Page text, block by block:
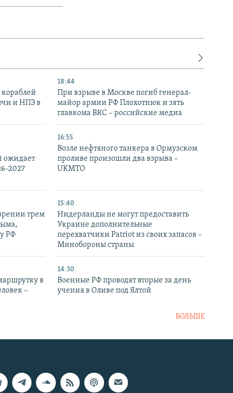
и НПЗ в
18:44
При взрыве в Москве погиб генерал-
майор армии РФ Плохотнюк и зять
главкома ВКС – российские медиа
ожидает
2027
16:55
Возле нефтяного танкера в Ормузском
проливе произошли два взрыва –
UKMTO
трем
РФ
15:40
Нидерланды не могут предоставить
Украине дополнительные
перехватчики Patriot из своих запасов –
Минобороны страны
в
–
14:30
Военные РФ проводят вторые за день
учения в Оливе под Ялтой
БОЛЬШЕ